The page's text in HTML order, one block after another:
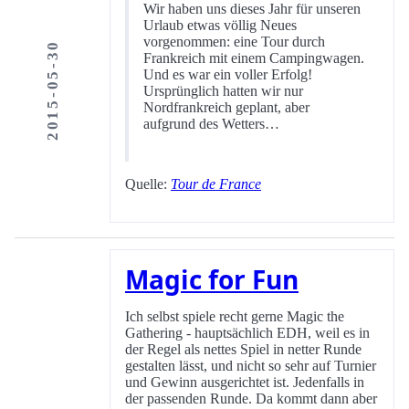
2015-05-30
Wir haben uns dieses Jahr für unseren
Urlaub etwas völlig Neues
vorgenommen: eine Tour durch
Frankreich mit einem Campingwagen.
Und es war ein voller Erfolg!
Ursprünglich hatten wir nur
Nordfrankreich geplant, aber
aufgrund des Wetters…
Quelle: Tour de France
Magic for Fun
Ich selbst spiele recht gerne Magic the
Gathering - hauptsächlich EDH, weil es in
der Regel als nettes Spiel in netter Runde
gestalten lässt, und nicht so sehr auf Turnier
und Gewinn ausgerichtet ist. Jedenfalls in
der passenden Runde. Da kommt dann aber